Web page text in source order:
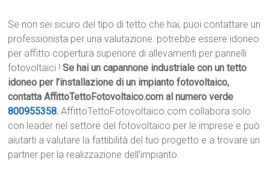
Se non sei sicuro del tipo di tetto che hai, puoi contattare un
professionista per una valutazione: potrebbe essere idoneo
per affitto copertura superiore di allevamenti per pannelli
fotovoltaici !Se hai un capannone industriale con un tetto
idoneo per l’installazione di un impianto fotovoltaico,
contatta AffittoTettoFotovoltaico.com al numero verde
800955358. AffittoTettoFotovoltaico.com collabora solo
con leader nel settore del fotovoltaico per le imprese e può
aiutarti a valutare la fattibilità del tuo progetto e a trovare un
partner per la realizzazione dell’impianto.